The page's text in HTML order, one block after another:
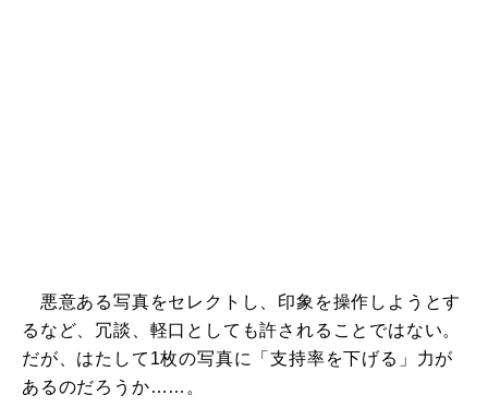
悪意ある写真をセレクトし、印象を操作しようとす
るなど、冗談、軽口としても許されることではない。
だが、はたして1枚の写真に「支持率を下げる」力が
あるのだろうか……。